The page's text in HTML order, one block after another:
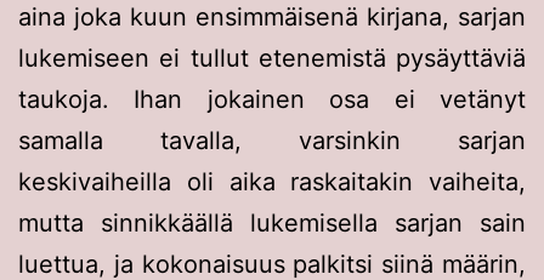
aina joka kuun ensimmäisenä kirjana, sarjan
lukemiseen ei tullut etenemistä pysäyttäviä
taukoja. Ihan jokainen osa ei vetänyt
samalla tavalla, varsinkin sarjan
keskivaiheilla oli aika raskaitakin vaiheita,
mutta sinnikkäällä lukemisella sarjan sain
luettua, ja kokonaisuus palkitsi siinä määrin,